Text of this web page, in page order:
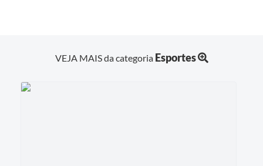
VEJA MAIS da categoria Esportes